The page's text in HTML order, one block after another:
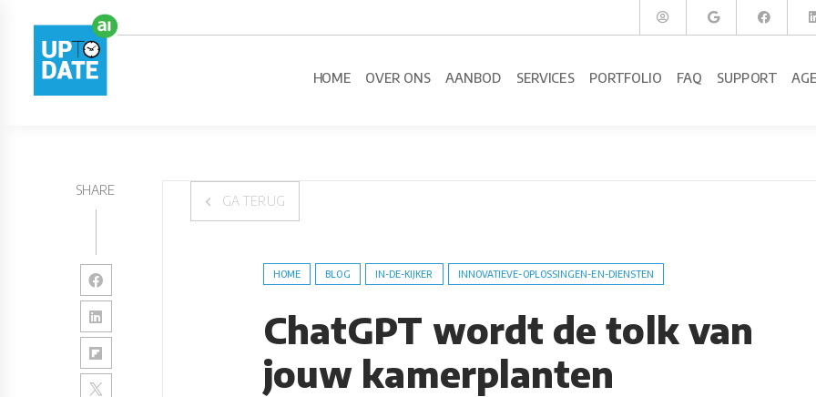
HOME OVER ONS AANBOD SERVICES PORTFOLIO FAQ SUPPORT
SHARE
GA TERUG
HOME BLOG IN-DE-KIJKER INNOVATIEVE-OPLOSSINGEN-EN-DIENSTEN
ChatGPT wordt de tolk van
jouw kamerplanten